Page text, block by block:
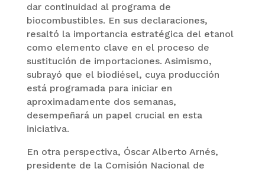
dar continuidad al programa de
biocombustibles. En sus declaraciones,
resaltó la importancia estratégica del etanol
como elemento clave en el proceso de
sustitución de importaciones. Asimismo,
subrayó que el biodiésel, cuya producción
está programada para iniciar en
aproximadamente dos semanas,
desempeñará un papel crucial en esta
iniciativa.
En otra perspectiva, Óscar Alberto Arnés,
presidente de la Comisión Nacional de